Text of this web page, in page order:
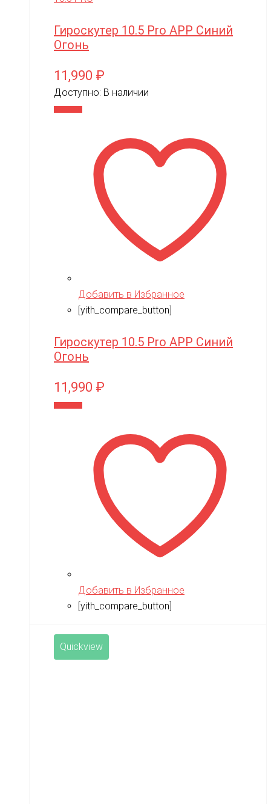
Гироскутер 10.5 Pro APP Синий
Огонь
11,990 ₽
Доступно: В наличии
Добавить в Избранное
[yith_compare_button]
Гироскутер 10.5 Pro APP Синий
Огонь
11,990 ₽
Добавить в Избранное
[yith_compare_button]
Quickview